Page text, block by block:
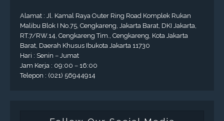
Alamat : Jl. Kamal Raya Outer Ring Road Komplek Rukan
Malibu Blok I No.75, Cengkareng, Jakarta Barat, DKI Jakarta,
RT.7/RW.14, Cengkareng Tim., Cengkareng, Kota Jakarta
Barat, Daerah Khusus Ibukota Jakarta 11730
Hari : Senin – Jumat
Jam Kerja : 09:00 – 16:00
Telepon : (021) 56944914